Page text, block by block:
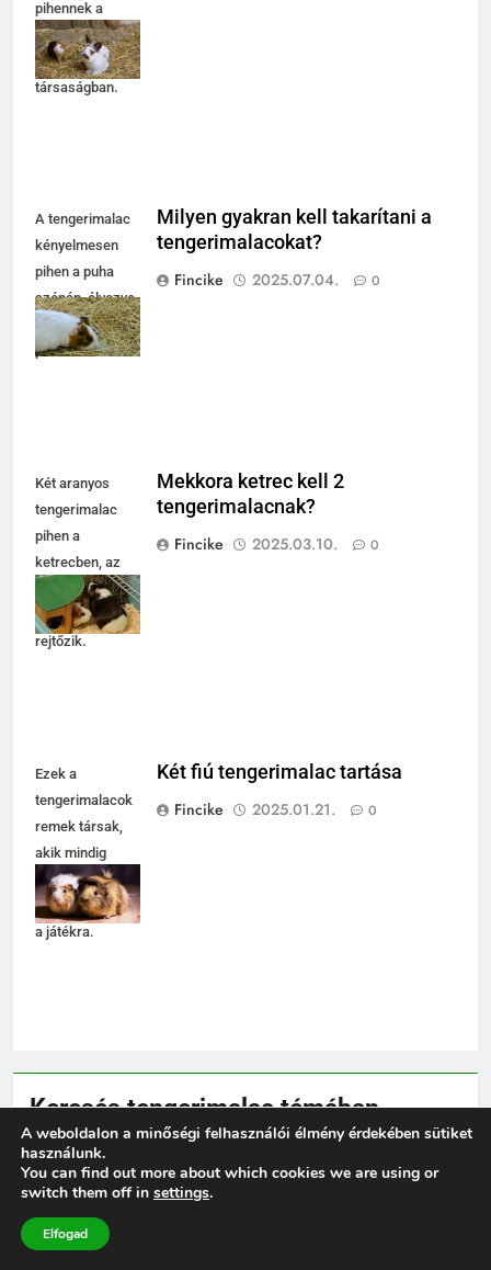
pihennek a
szalmán,
barátságos
társaságban.
A tengerimalac
kényelmesen
pihen a puha
szénán, élvezve
a nyugodt
pillanatokat.
Milyen gyakran kell takarítani a
tengerimalacokat?
Fincike
2025.07.04. 0
Két aranyos
tengerimalac
pihen a
ketrecben, az
egyik a
házikóban
rejtőzik.
Mekkora ketrec kell 2
tengerimalacnak?
Fincike
2025.03.10. 0
Ezek a
tengerimalacok
remek társak,
akik mindig
készen állnak a
felfedezésre és
a játékra.
Két fiú tengerimalac tartása
Fincike
2025.01.21. 0
Keresés tengerimalac témában
Keresés:
5
Milyen gyakran kell takarítani a
tengerimalacokat?
A weboldalon a minőségi felhasználói élmény érdekében sütiket
használunk.
You can find out more about which cookies we are using or
switch them off in settings.
Elfogad